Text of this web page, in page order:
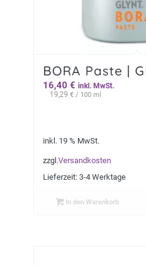
BORA Paste |
16,40 € inkl. MwSt.
19,29 €/ 100 ml
inkl. 19 % MwSt.
zzgl.Versandkosten
Lieferzeit: 3-4 Werktage
In den Warenkorb